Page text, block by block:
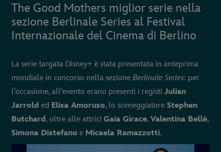
The Good Mothers miglior serie nella
sezione Berlinale Series al Festival
Internazionale del Cinema di Berlino
La serie targata Disney+ è stata presentata in anteprima
mondiale in concorso nella sezione Berlinale Series: per
l’occasione, all’evento erano presenti i registi Julian
Jarrold ed Elisa Amoruso, lo sceneggiatore Stephen
Butchard, oltre alle attrici Gaia Girace, Valentina Bellè,
Simona Distefano e Micaela Ramazzotti.